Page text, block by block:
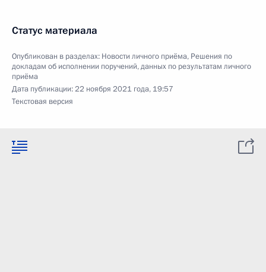
Статус материала
Опубликован в разделах: Новости личного приёма, Решения по
докладам об исполнении поручений, данных по результатам личного
приёма
Дата публикации:22 ноября 2021 года, 19:57
Текстовая версия